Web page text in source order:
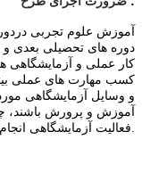
آموزش علوم تجربی
دوره های تحصیلی بعدی و
کار عملی و آزمایشگاهی
کسب مهارت های عملی
و وسایل آزمایشگاهی مورد
آموزش و پرورش باشند،